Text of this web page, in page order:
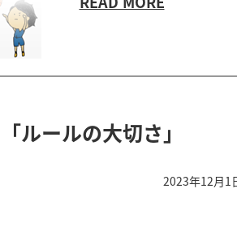
「ルールの大切さ」
2023年12月1